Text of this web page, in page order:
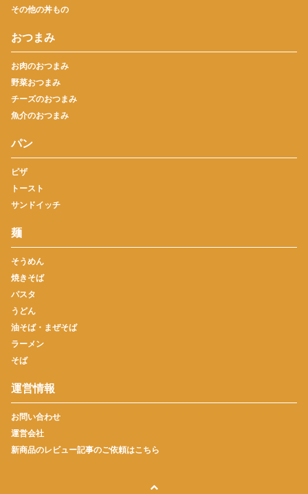
その他の丼もの
おつまみ
お肉のおつまみ
野菜おつまみ
チーズのおつまみ
魚介のおつまみ
パン
ピザ
トースト
サンドイッチ
麺
そうめん
焼きそば
パスタ
うどん
油そば・まぜそば
ラーメン
そば
運営情報
お問い合わせ
運営会社
新商品のレビュー記事のご依頼はこちら